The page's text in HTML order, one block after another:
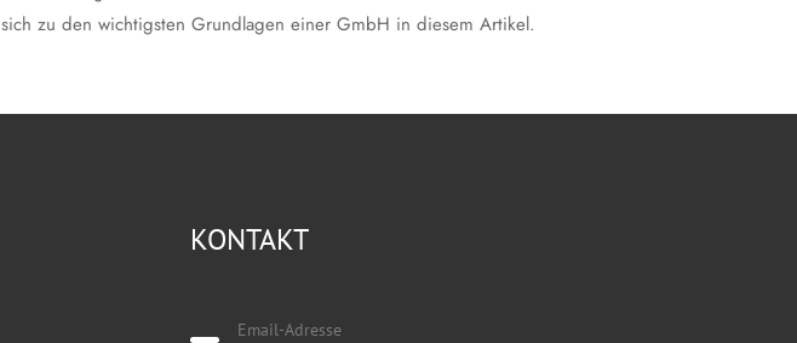
sich zu den wichtigsten Grundlagen einer GmbH in diesem Artikel.
KONTAKT
Email-Adresse